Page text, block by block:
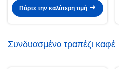
καφέ
Πάρτε την καλύτερη τιμή
Συνδυασμένο τραπέζι καφέ